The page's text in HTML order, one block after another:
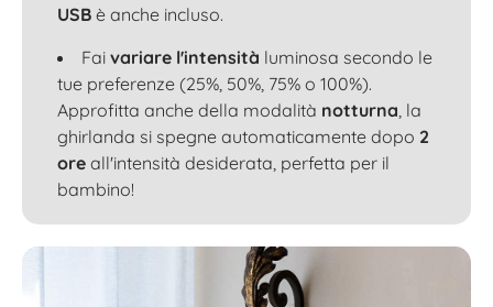
USB è anche incluso.
Fai variare l'intensità luminosa secondo le
tue preferenze (25%, 50%, 75% o 100%).
Approfitta anche della modalità notturna, la
ghirlanda si spegne automaticamente dopo 2
ore all'intensità desiderata, perfetta per il
bambino!